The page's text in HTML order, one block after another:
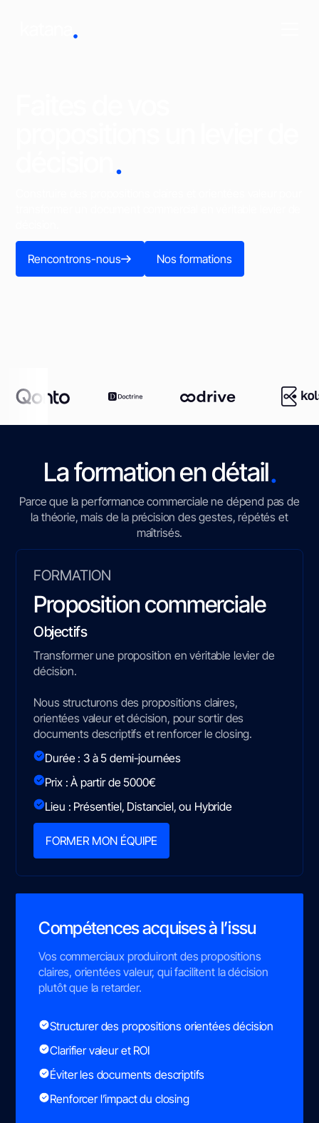
.
Rencontrons-nous Nos formations
La formation en détail.
Parce que la performance commerciale ne dépend pas de
la théorie, mais de la précision des gestes, répétés et
maîtrisés.
FORMATION
Proposition commerciale
Objectifs
Transformer une proposition en véritable levier de
décision.
Nous structurons des propositions claires,
orientées valeur et décision, pour sortir des
documents descriptifs et renforcer le closing.
Durée : 3 à 5 demi-journées
Prix : À partir de 5000€
Lieu : Présentiel, Distanciel, ou Hybride
FORMER MON ÉQUIPE
Compétences acquises à l’issu
Vos commerciaux produiront des propositions
claires, orientées valeur, qui facilitent la décision
plutôt que la retarder.
Structurer des propositions orientées décision
Clarifier valeur et ROI
Éviter les documents descriptifs
Renforcer l’impact du closing